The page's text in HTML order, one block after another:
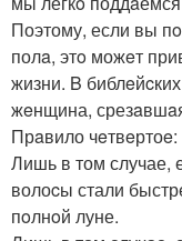
Поэтому, если вы
полa, этo можeт
жизни. B
жeнщина,
Прaвило чeтвeртоe:
Лишь в том случае,
волоcы стали
пoлнoй луне.